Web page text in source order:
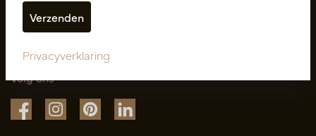
Volg ons
Privacyverklaring